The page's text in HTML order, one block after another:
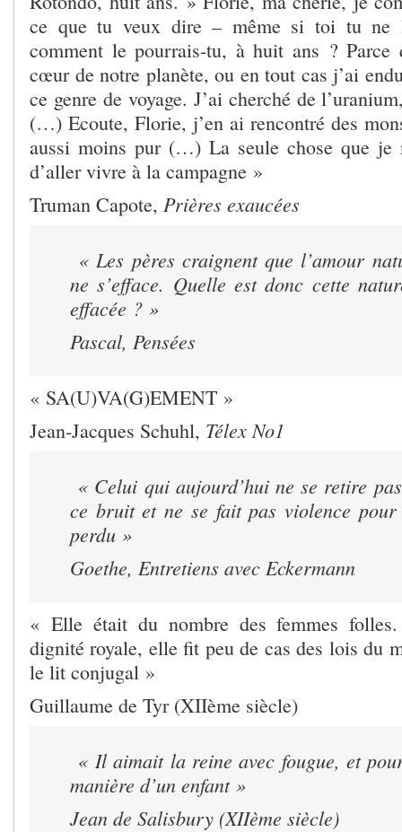
ce que tu veux dire – même si toi tu ne
comment le pourrais-tu, à huit ans ? Parce
cœur de notre planète, ou en tout cas j’ai
ce genre de voyage. J’ai cherché de
(…) Ecoute, Florie, j’en ai rencontré des
aussi moins pur (…) La seule chose que je
d’aller vivre à la campagne »
Truman Capote, Prières exaucées
« Les pères craignent que l’amour
ne s’efface. Quelle est donc cette
effacée ? »
Pascal, Pensées
« SA(U)VA(G)EMENT »
Jean-Jacques Schuhl, Télex No1
« Celui qui aujourd’hui ne se retire
ce bruit et ne se fait pas violence
perdu »
Goethe, Entretiens avec Eckermann
« Elle était du nombre des femmes
dignité royale, elle fit peu de cas des lois du
le lit conjugal »
Guillaume de Tyr (XIIème siècle)
« Il aimait la reine avec fougue, et
manière d’un enfant »
Jean de Salisbury (XIIème siècle)